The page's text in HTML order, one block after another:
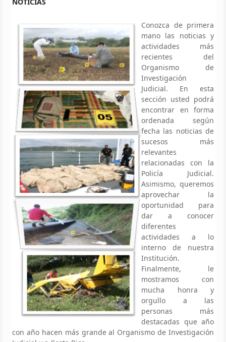
Conozca de primera
mano las noticias y
actividades más
recientes del
Organismo de
Investigación
Judicial. En esta
sección usted podrá
encontrar en forma
ordenada según
fecha las noticias de
sucesos más
relevantes
relacionadas con la
Policía Judicial.
Asimismo, queremos
aprovechar la
oportunidad para
dar a conocer
diferentes
actividades a lo
interno de nuestra
Institución.
Finalmente, le
mostramos con
mucha honra y
orgullo a las
personas más
destacadas que año
con año hacen más grande al Organismo de Investigación